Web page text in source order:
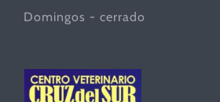
Domingos - cerrado